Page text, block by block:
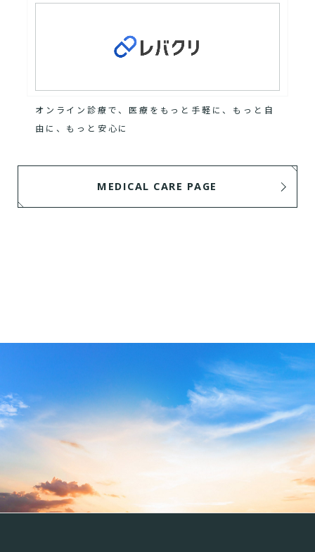
オンライン診療で、医療をもっと手軽に、もっと自
由に、もっと安心に
MEDICAL CARE PAGE